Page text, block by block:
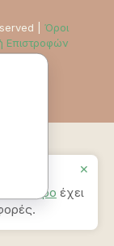
| Όροι
Επιστροφών
– Μαύρο έχει
✕